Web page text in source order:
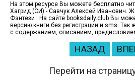
На этом ресурсе Вы можете бесплатно
Хагрид (СИ) - Савчук Алексей Иванович.
Фэнтези . На сайте booksdaily.club Вы
версию книги без регистрации и sms.
с содержанием, описанием,
НАЗАД
Перейти на